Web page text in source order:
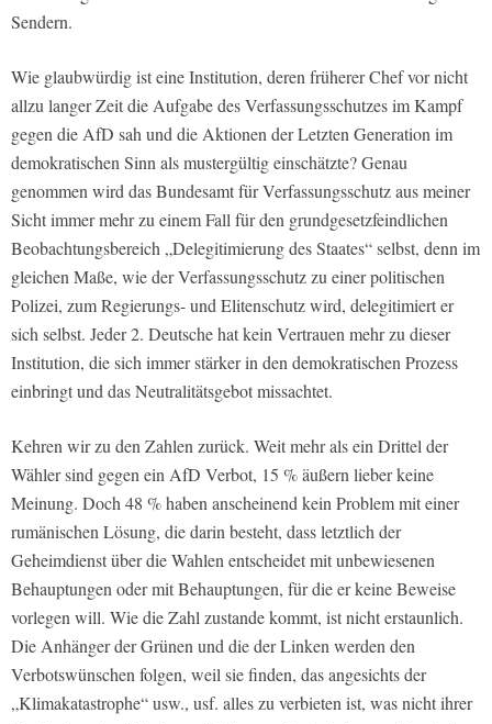
Sendern.
Wie glaubwürdig ist eine Institution, deren früherer Chef vor nicht
allzu langer Zeit die Aufgabe des Verfassungsschutzes im Kampf
gegen die AfD sah und die Aktionen der Letzten Generation im
demokratischen Sinn als mustergültig einschätzte? Genau
genommen wird das Bundesamt für Verfassungsschutz aus meiner
Sicht immer mehr zu einem Fall für den grundgesetzfeindlichen
Beobachtungsbereich „Delegitimierung des Staates“ selbst, denn im
gleichen Maße, wie der Verfassungsschutz zu einer politischen
Polizei, zum Regierungs- und Elitenschutz wird, delegitimiert er
sich selbst. Jeder 2. Deutsche hat kein Vertrauen mehr zu dieser
Institution, die sich immer stärker in den demokratischen Prozess
einbringt und das Neutralitätsgebot missachtet.
Kehren wir zu den Zahlen zurück. Weit mehr als ein Drittel der
Wähler sind gegen ein AfD Verbot, 15 % äußern lieber keine
Meinung. Doch 48 % haben anscheinend kein Problem mit einer
rumänischen Lösung, die darin besteht, dass letztlich der
Geheimdienst über die Wahlen entscheidet mit unbewiesenen
Behauptungen oder mit Behauptungen, für die er keine Beweise
vorlegen will. Wie die Zahl zustande kommt, ist nicht erstaunlich.
Die Anhänger der Grünen und die der Linken werden den
Verbotswünschen folgen, weil sie finden, das angesichts der
„Klimakatastrophe“ usw., usf. alles zu verbieten ist, was nicht ihrer